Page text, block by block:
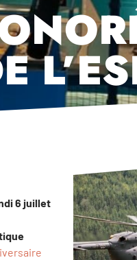
6 juillet